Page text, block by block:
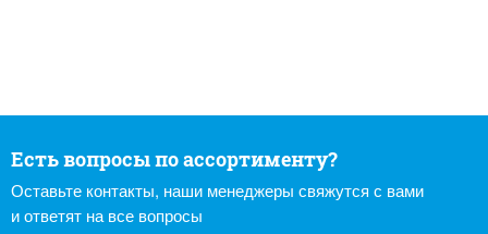
Есть вопросы по ассортименту?
Оставьте контакты, наши менеджеры свяжутся с вами
и ответят на все вопросы